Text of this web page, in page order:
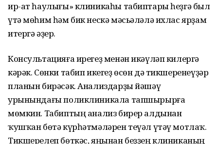
ир-ат һаулығы» клиникаһы табиптары һеҙгә был
үтә мөһим һәм бик нескә мәсьәләлә ихлас ярҙам
итергә әҙер.
Консультацияға ирегеҙ менән икәүләп килергә
кәрәк. Сөнки табип икегеҙ өсөн дә тикшеренеүҙәр
планын бирәсәк. Анализдарҙы йәшәү
урынындағы поликлиникала тапшырырға
мөмкин. Табиптың анализ бирер алдынан
ҡушҡан бөтә күрһәтмәләрен теүәл үтәү мотлаҡ.
Тикшерелеп бөткәс, яңынан беҙҙең клиниканың